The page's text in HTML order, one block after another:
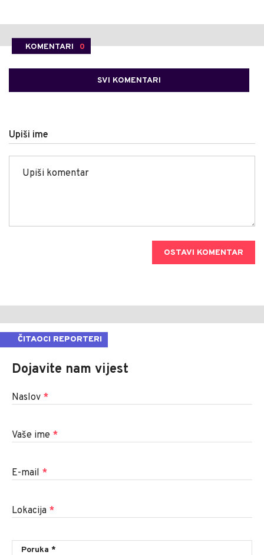
KOMENTARI 0
SVI KOMENTARI
Upiši ime
OSTAVI KOMENTAR
ČITAOCI REPORTERI
Dojavite nam vijest
Naslov *
Vaše ime *
E-mail *
Lokacija *